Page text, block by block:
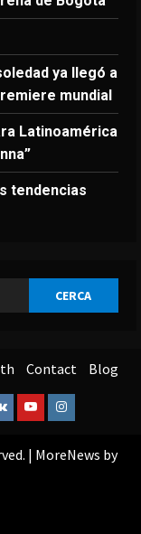
ya llegó a
mundial
Latinoamérica
tendencias
Contact Blog
YoutubeInstagram
| MoreNews by